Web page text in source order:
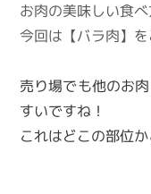
お肉の美味しい食
今回は【バラ肉】
売り場でも他のお
すいですね！
これはどこの部位